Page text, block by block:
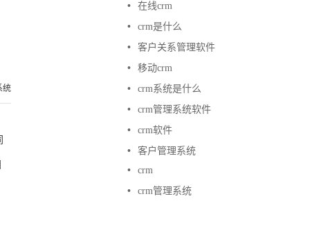
统
•
在线crm
•
crm是什么
•
客户关系管理软件
•
移动crm
•
crm系统是什么
•
crm管理系统软件
•
crm软件
•
客户管理系统
•
crm
•
crm管理系统